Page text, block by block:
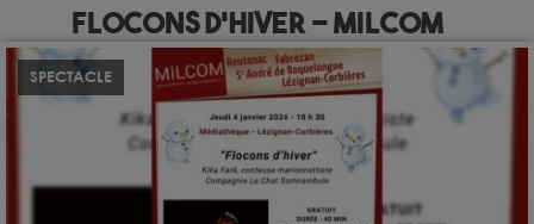
Flocons d’Hiver – MILCOM
SPECTACLE